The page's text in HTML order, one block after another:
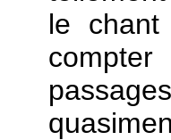
le chant